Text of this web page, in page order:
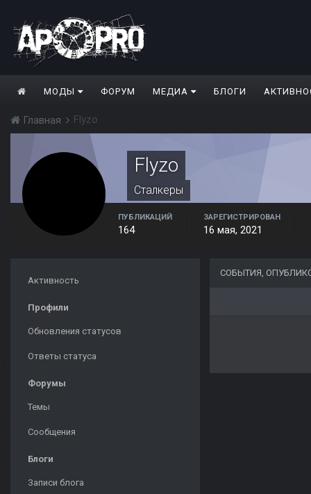
МОДЫ ФОРУМ МЕДИА БЛОГИ
Главная Flyzo
Flyzo
Сталкеры
ПУБЛИКАЦИЙ
164
ЗАРЕГИСТРИРОВАН
16 мая, 2021
Активность
Профили
Обновления статусов
Ответы статуса
Форумы
Темы
Сообщения
Блоги
Записи блога
СОБЫТИЯ,